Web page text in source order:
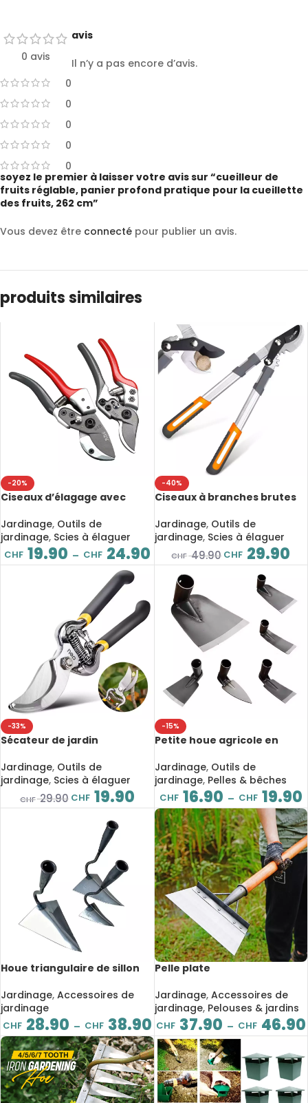
0 avis
0
0
0
0
0
avis
Il n’y a pas encore d’avis.
soyez le premier à laisser votre avis sur “cueilleur de
fruits réglable, panier profond pratique pour la cueillette
des fruits, 262 cm”
Vous devez être connecté pour publier un avis.
produits similaires
-20%
Ciseaux d’élagage avec
revêtement PTFE pour
jardinage et taille des
arbres fruitiers
Jardinage, Outils de
jardinage, Scies à élaguer
CHF 19.90 – CHF 24.90
-40%
Ciseaux à branches brutes
tranchants et résistants à
l’usure, poignée
antidérapante
Jardinage, Outils de
jardinage, Scies à élaguer
CHF49.90 CHF 29.90
-33%
Sécateur de jardin
acier carbone trempé,
coupe 10 mm, poignée
confort en PVC, idéal pour
arbres fruitiers et bonsaïs
Jardinage, Outils de
jardinage, Scies à élaguer
CHF29.90 CHF 19.90
-15%
Petite houe agricole en
robuste et polyvalent pour
desserrer le sol, désherber
et entretenir votre jardin
avec confort et efficacité
Jardinage, Outils de
jardinage, Pelles & bêches
CHF 16.90 – CHF 19.90
Houe triangulaire de sillon
manganèse, outils de
jardinage
Jardinage, Accessoires de
jardinage
CHF 28.90 – CHF 38.90
Pelle plate
inoxydable, outil de
désherbage pour jardin
Jardinage, Accessoires de
jardinage, Pelouses & jardins
CHF 37.90 – CHF 46.90